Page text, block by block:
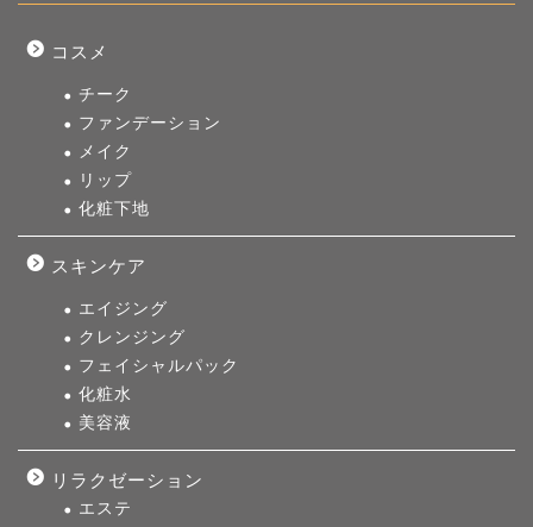
コスメ
チーク
ファンデーション
メイク
リップ
化粧下地
スキンケア
エイジング
クレンジング
フェイシャルパック
化粧水
美容液
リラクゼーション
エステ